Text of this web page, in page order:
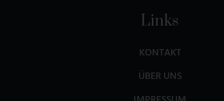
Links
KONTAKT
ÜBER UNS